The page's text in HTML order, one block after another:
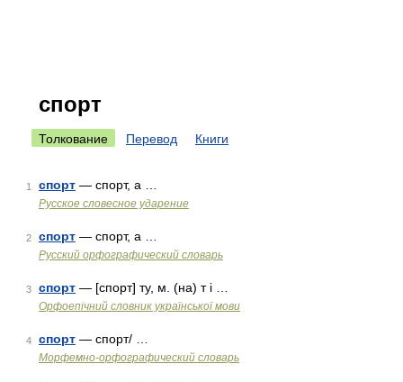
спорт
Толкование Перевод Книги
1 спорт — спорт, а …
Русское словесное ударение
2 спорт — спорт, а …
Русский орфографический словарь
3 спорт — [спорт] ту, м. (на) т і …
Орфоепічний словник української мови
4 спорт — спорт/ …
Морфемно-орфографический словарь